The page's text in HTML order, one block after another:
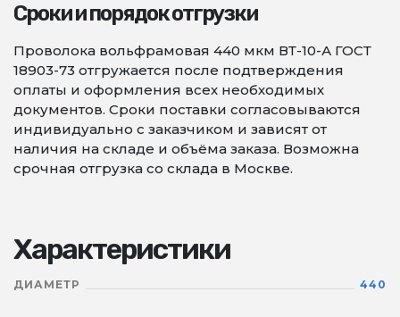
Сроки и порядок отгрузки
Проволока вольфрамовая 440 мкм ВТ-10-А ГОСТ
18903-73 отгружается после подтверждения
оплаты и оформления всех необходимых
документов. Сроки поставки согласовываются
индивидуально с заказчиком и зависят от
наличия на складе и объёма заказа. Возможна
срочная отгрузка со склада в Москве.
Характеристики
ДИАМЕТР 440